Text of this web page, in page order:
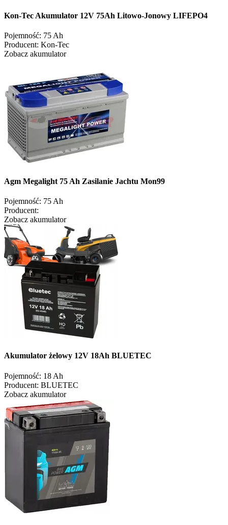
Kon-Tec Akumulator 12V 75Ah Litowo-Jonowy LIFEPO4
Pojemność: 75 Ah
Producent: Kon-Tec
Zobacz akumulator
Agm Megalight 75 Ah Zasilanie Jachtu Mon99
Pojemność: 75 Ah
Producent:
Zobacz akumulator
Akumulator żelowy 12V 18Ah BLUETEC
Pojemność: 18 Ah
Producent: BLUETEC
Zobacz akumulator